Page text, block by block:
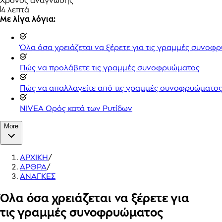
4 λεπτά
Με λίγα λόγια:
Όλα όσα χρειάζεται να ξέρετε για τις γραμμές
Πώς να προλάβετε τις γραμμές συνοφρυώματος
Πώς να απαλλαγείτε από τις γραμμές συνοφρυώματος
NIVEA Ορός κατά των Ρυτίδων
More
ΑΡΧΙΚΗ/
ΑΡΘΡΑ/
ΑΝΑΓΚΕΣ
Όλα όσα χρειάζεται να ξέρετε για
τις γραμμές συνοφρυώματος